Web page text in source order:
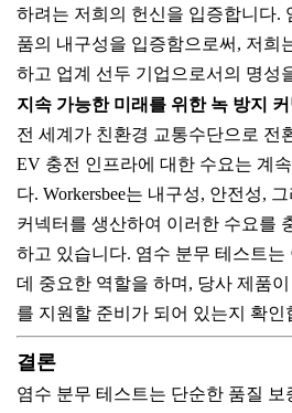
하려는 저희의 헌신을 입증합니다.
품의 내구성을 입증함으로써, 저희
하고 업계 선두 기업으로서의 명성
지속 가능한 미래를 위한 녹 방지
전 세계가 친환경 교통수단으로 전
EV 충전 인프라에 대한 수요는 계
다. Workersbee는 내구성, 안전성,
커넥터를 생산하여 이러한 수요를
하고 있습니다. 염수 분무 테스트
데 중요한 역할을 하며, 당사 제품
를 지원할 준비가 되어 있는지 확인
결론
염수 분무 테스트는 단순한 품질 보